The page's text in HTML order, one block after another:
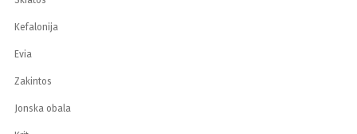
Kefalonija
Evia
Zakintos
Jonska obala